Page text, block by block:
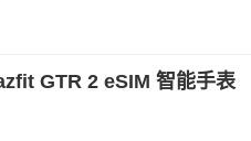
GTR 2 eSIM 智能手表